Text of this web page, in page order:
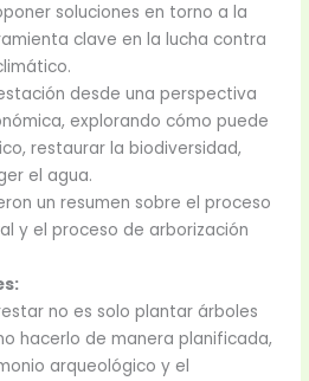
soluciones en torno a la
clave en la lucha contra
desde una perspectiva
explorando cómo puede
restaurar la biodiversidad,
el agua.
un resumen sobre el proceso
y el proceso de arborización
no es solo plantar árboles
hacerlo de manera planificada,
arqueológico y el